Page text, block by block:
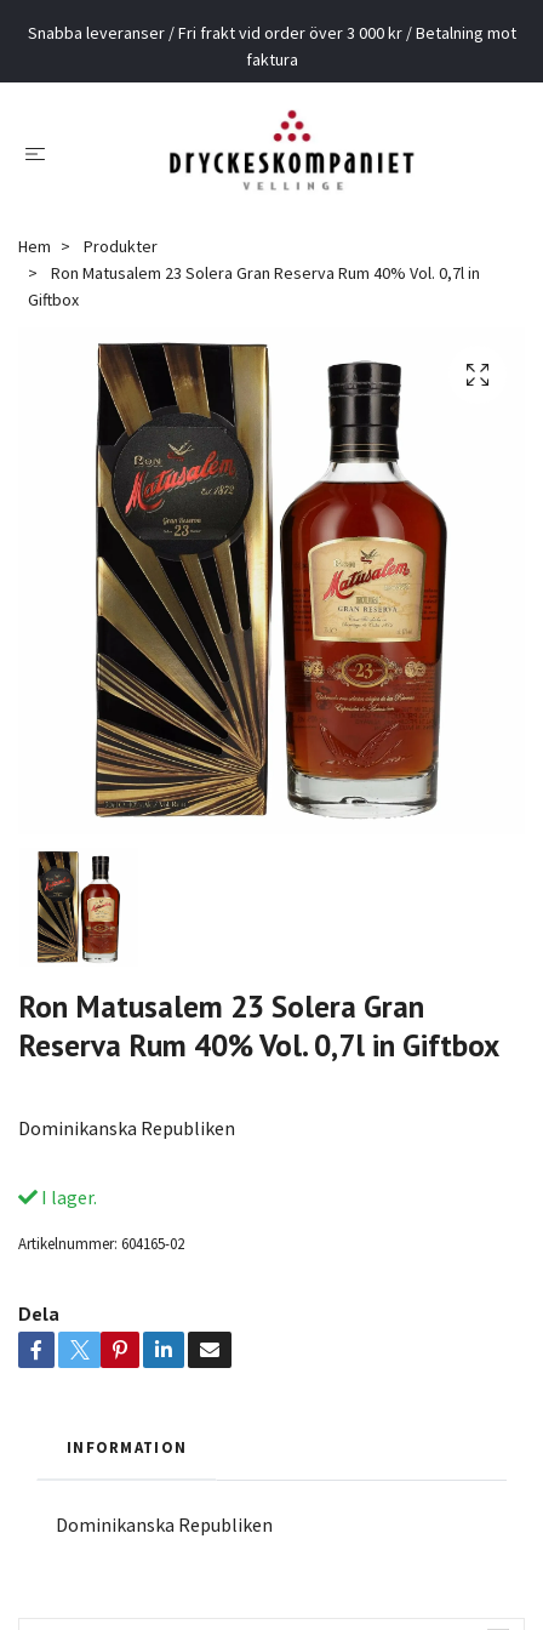
Snabba leveranser / Fri frakt vid order över 3 000 kr / Betalning mot
faktura
Hem
Produkter
Ron Matusalem 23 Solera Gran Reserva Rum 40% Vol. 0,7l in
Giftbox
Ron Matusalem 23 Solera Gran
Reserva Rum 40% Vol. 0,7l in Giftbox
Dominikanska Republiken
I lager.
Artikelnummer: 604165-02
Dela
INFORMATION
Dominikanska Republiken